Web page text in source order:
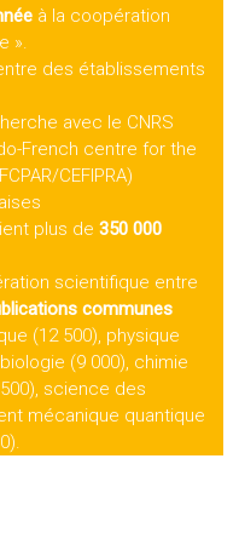
à la coopération
».
des établissements
avec le CNRS
French centre for the
CEFIPRA)
plus de350 000
scientifique entre
communes
(12 500), physique
(9 000), chimie
science des
mécanique quantique